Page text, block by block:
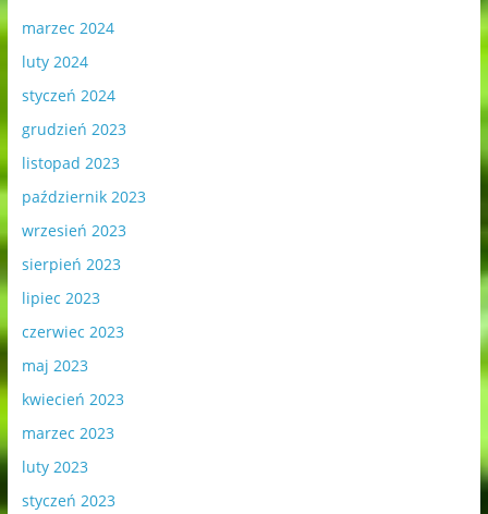
marzec 2024
luty 2024
styczeń 2024
grudzień 2023
listopad 2023
październik 2023
wrzesień 2023
sierpień 2023
lipiec 2023
czerwiec 2023
maj 2023
kwiecień 2023
marzec 2023
luty 2023
styczeń 2023